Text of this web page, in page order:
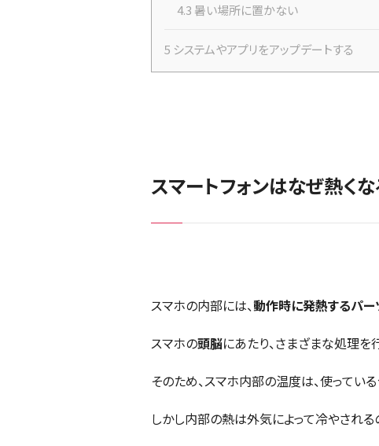
4.3 暑い場所に置かない
5 システムやアプリをアップデートする
スマートフォンはなぜ熱くな
スマホの内部には、動作時に発熱するパー
スマホの頭脳にあたり、さまざまな処理を
そのため、スマホ内部の温度は、使ってい
しかし内部の熱は外気によって冷やされる